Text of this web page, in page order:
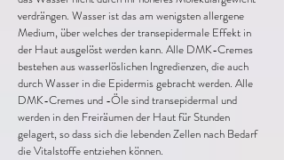
verdrängen. Wasser ist das am wenigsten allergene
Medium, über welches der transepidermale Effekt in
der Haut ausgelöst werden kann. Alle DMK-Cremes
bestehen aus wasserlöslichen Ingredienzen, die auch
durch Wasser in die Epidermis gebracht werden. Alle
DMK-Cremes und -Öle sind transepidermal und
werden in den Freiräumen der Haut für Stunden
gelagert, so dass sich die lebenden Zellen nach Bedarf
die Vitalstoffe entziehen können.